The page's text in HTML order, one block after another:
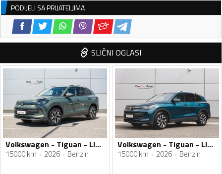
PODIJELI SA PRIJATELJIMA
SLIČNI OGLASI
Volkswagen - Tiguan - LIFE 1.5 eTSI DSG
15000 km 2026 Benzin
Volkswagen - Tiguan - LIFE 1.5 eTSI DSG
15000 km 2026 Benzin